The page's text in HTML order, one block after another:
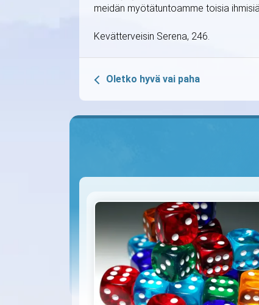
meidän myötätuntoamme toisia
Kevätterveisin Serena, 246.
Oletko hyvä vai paha